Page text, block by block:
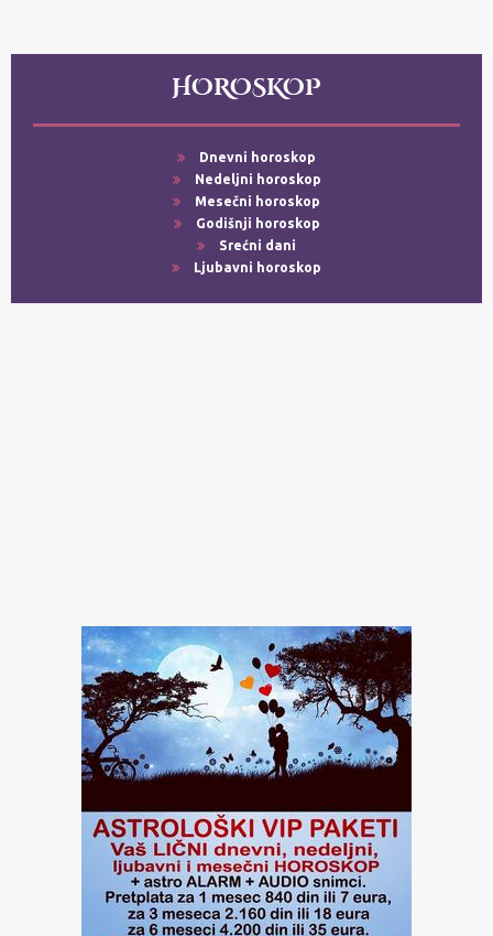
HOROSKOP
Dnevni horoskop
Nedeljni horoskop
Mesečni horoskop
Godišnji horoskop
Srećni dani
Ljubavni horoskop